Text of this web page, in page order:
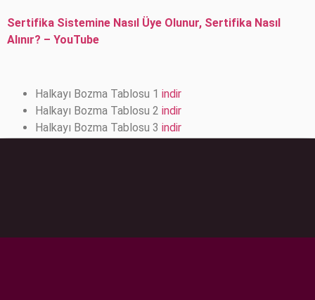
Sertifika Sistemine Nasıl Üye Olunur, Sertifika Nasıl
Alınır? – YouTube
Halkayı Bozma Tablosu 1 indir
Halkayı Bozma Tablosu 2 indir
Halkayı Bozma Tablosu 3 indir